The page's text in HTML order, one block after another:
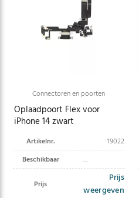
Connectoren en poorten
Oplaadpoort Flex voor
iPhone 14 zwart
Artikelnr.
19022
Beschikbaar
Prijs
Prijs
weergeven